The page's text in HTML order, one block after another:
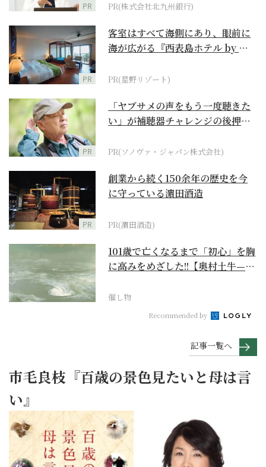
PR PR(株式会社北九州銀行)
PR
客室はすべて海側にあり、眼前に
海が広がる『西表島ホテル by 星
PR(星野リゾート)
PR
「ヤブサメの声をもう一度聴きた
い」が補聴器チャレンジの後押し
PR(ソノヴァ・ジャパン株式会社)
PR
創業から続く150余年の歴史を今
に守っている濵田酒造
PR(濵田酒造)
101歳で亡くなるまで「初心」を胸
に高みをめざした!!【奥村土牛—名
催し物
Recommended by
記事一覧へ
市毛良枝『百歳の景色見たいと母は言
い』